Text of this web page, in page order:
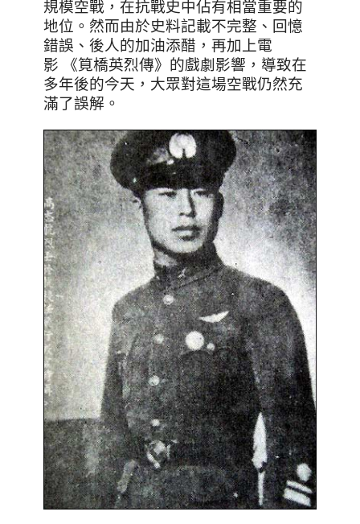
規模空戰，在抗戰史中佔有相當重要的
地位。然而由於史料記載不完整、回憶
錯誤、後人的加油添醋，再加上電
影
《筧橋英烈傳》的戲劇影響，導致在
多年後的今天，大眾對這場空戰仍然充
滿了誤解。